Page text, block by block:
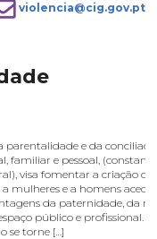
violencia@cig.gov.pt
parentalidade e da
familiar e pessoal,
visa fomentar a criação de
mulheres e a homens
da paternidade, da
público e profissional.
se torne […]